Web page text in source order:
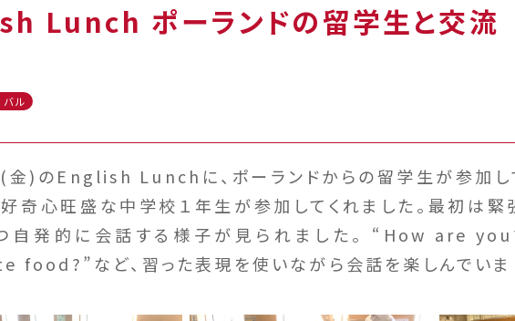
Lunch ポーランドの留学生と交流
ル
)のEnglish Lunchに、ポーランドからの留学生が参加し
好奇心旺盛な中学校１年生が参加してくれました。最初は緊
自発的に会話する様子が見られました。 “How are
など、習った表現を使いながら会話を楽しんでいま